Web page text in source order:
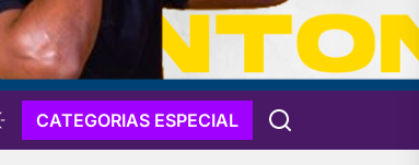
CATEGORIAS ESPECIAL